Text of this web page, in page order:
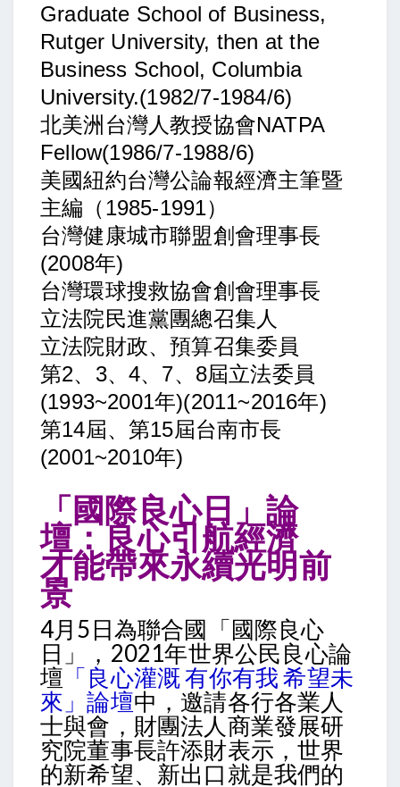
Graduate School of Business,
Rutger University, then at the
Business School, Columbia
University.(1982/7-1984/6)
北美洲台灣人教授協會NATPA
Fellow(1986/7-1988/6)
美國紐約台灣公論報經濟主筆暨
主編（1985-1991）
台灣健康城市聯盟創會理事長
(2008年)
台灣環球搜救協會創會理事長
立法院民進黨團總召集人
立法院財政、預算召集委員
第2、3、4、7、8屆立法委員
(1993~2001年)(2011~2016年)
第14屆、第15屆台南市長
(2001~2010年)
「國際良心日」論
壇：良心引航經濟
才能帶來永續光明前
景
4月5日為聯合國「國際良心
日」，2021年世界公民良心論
壇 「良心灌溉 有你有我 希望未
來」論壇中，邀請各行各業人
士與會，財團法人商業發展研
究院董事長許添財表示，世界
的新希望、新出口就是我們的